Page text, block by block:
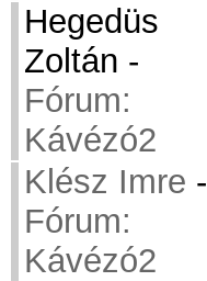
Hegedüs
Zoltán -
Fórum:
Kávézó2
Klész Imre -
Fórum:
Kávézó2